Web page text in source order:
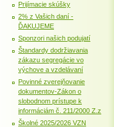
Prijímacie skúšky
2% z Vašich daní -
ĎAKUJEME
Sponzori našich podujatí
Štandardy dodržiavania
zákazu segregácie vo
výchove a vzdelávaní
Povinné zverejňovanie
dokumentov-Zákon o
slobodnom prístupe k
informáciám č. 211/2000 Z.z
Školné 2025/2026 VZN